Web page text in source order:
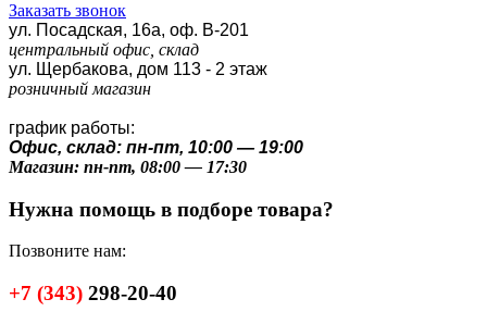
Заказать звонок
ул. Посадская, 16а, оф. В-201
центральный офис, склад
ул. Щербакова, дом 113 - 2 этаж
розничный магазин
график работы:
Офис, склад: пн-пт, 10:00 — 19:00
Магазин: пн-пт, 08:00 — 17:30
Нужна помощь в подборе товара?
Позвоните нам:
+7 (343) 298-20-40